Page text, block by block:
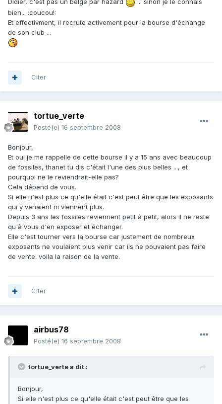
Didier, c'est pas un belge par hazard
... sinon je le connais
bien... :coucou!:
Et effectivment, il recrute activement pour la bourse d'échange
de son club ...
Citer
tortue_verte
Posté(e) 16 septembre 2008
Bonjour,
Et oui je me rappelle de cette bourse il y a 15 ans avec beaucoup
de fossiles, thanet tu dis c'était l'une des plus belles ..., et
pourquoi ne le reviendrait-elle pas?
Cela dépend de vous.
Si elle n'est plus ce qu'elle était c'est peut être que les exposants
qui y venaient ni viennent plus.
Depuis 3 ans les fossiles reviennent petit à petit, alors il ne reste
qu'à vous d'en exposer et échanger.
Elle c'est tourner vers la bourse car justement de nombreux
exposants ne voulaient plus venir car ils ne pouvaient pas faire
de vente. voila la raison de la vente.
Citer
airbus78
Posté(e) 16 septembre 2008
tortue_verte a dit :
Bonjour,
Si elle n'est plus ce qu'elle était c'est peut être que les